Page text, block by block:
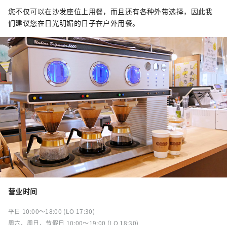
您不仅可以在沙发座位上用餐，而且还有各种外带选择，因此我
们建议您在日光明媚的日子在户外用餐。
营业时间
平日 10:00～18:00 (LO 17:30)
周六、周日、节假日 10:00～19:00 (LO 18:30)